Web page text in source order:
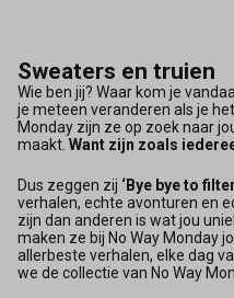
Sweaters en truien
Wie ben jij? Waar kom je
je meteen veranderen als je
Monday zijn ze op zoek naar
maakt. Want zijn zoals
Dus zeggen zij ‘Bye bye to
verhalen, echte avonturen en
zijn dan anderen is wat jou
maken ze bij No Way Monday
allerbeste verhalen, elke dag
we de collectie van No Way